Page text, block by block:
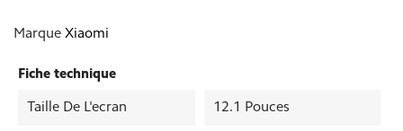
Marque Xiaomi
Fiche technique
Taille De L'ecran 12.1 Pouces